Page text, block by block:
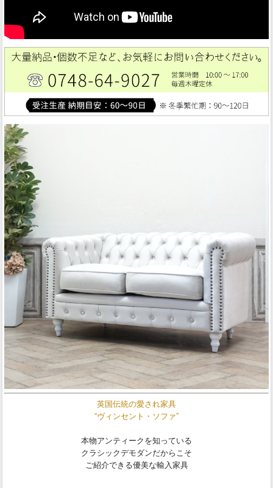
英国伝統の愛され家具
“ヴィンセント・ソファ”
本物アンティークを知っている
クラシックデモダンだからこそ
ご紹介できる優美な輸入家具